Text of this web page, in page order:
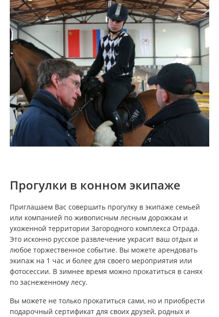
Прогулки в конном экипаже
Приглашаем Вас совершить прогулку в экипаже семьей
или компанией по живописным лесным дорожкам и
ухоженной территории Загородного комплекса Отрада.
Это исконно русское развлечение украсит ваш отдых и
любое торжественное событие. Вы можете арендовать
экипаж на 1 час и более для своего мероприятия или
фотосессии. В зимнее время можно прокатиться в санях
по заснеженному лесу.
Вы можете не только прокатиться сами, но и приобрести
подарочный сертификат для своих друзей, родных и